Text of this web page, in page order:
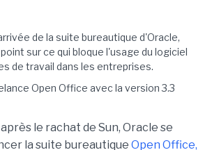
de la suite bureautique d'Oracle,
sur ce qui bloque l'usage du logiciel
de travail dans les entreprises.
le rachat de Sun, Oracle se
la suite bureautique Open Office,